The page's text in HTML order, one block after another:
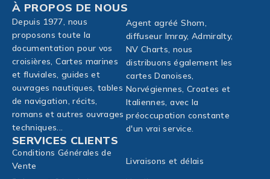
À PROPOS DE NOUS
Depuis 1977, nous
proposons toute la
documentation pour vos
croisières, Cartes marines
et fluviales, guides et
ouvrages nautiques, tables
de navigation, récits,
romans et autres ouvrages
techniques...
Agent agréé Shom,
diffuseur Imray, Admiralty,
NV Charts, nous
distribuons également les
cartes Danoises,
Norvégiennes, Croates et
Italiennes, avec la
préoccupation constante
d'un vrai service.
SERVICES CLIENTS
Conditions Générales de
Vente
Livraisons et délais